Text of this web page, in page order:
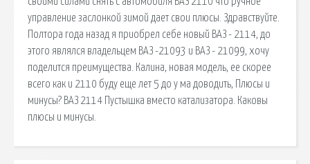
управление заслонкой зимой дает свои плюсы. Здравствуйте.
Полтора года назад я приобрел себе новый ВАЗ - 2114, до
этого являлся владельцем ВАЗ -21093 и ВАЗ - 21099, хочу
поделится преимущества. Калина, новая модель, ее скорее
всего как и 2110 буду еще лет 5 до у ма доводить, Плюсы и
минусы? ВАЗ 2114 Пустышка вместо катализатора. Каковы
плюсы и минусы.